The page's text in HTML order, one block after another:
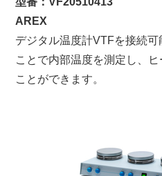
AREX
デジタル温度計VTFを接続
ことで内部温度を測定し、
ことができます。